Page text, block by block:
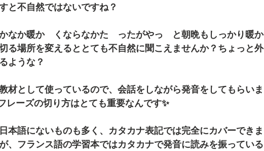
と不自然ではないですね？
なか暖か　くならなかた　ったがやっ　と朝晩もしっかり暖か
る場所を変えるととても不自然に聞こえませんか？ちょっと外
ような？
材として使っているので、会話をしながら発音をしてもらいま
レーズの切り方はとても重要なんです✨
本語にないものも多く、カタカナ表記では完全にカバーできま
、フランス語の学習本ではカタカナで発音に読みを振っている